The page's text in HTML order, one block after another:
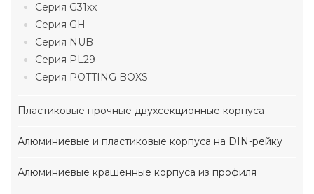
Серия G31xx
Серия GH
Серия NUB
Серия PL29
Серия POTTING BOXS
Пластиковые прочные двухсекционные корпуса
Алюминиевые и пластиковые корпуса на DIN-рейку
Алюминиевые крашенные корпуса из профиля